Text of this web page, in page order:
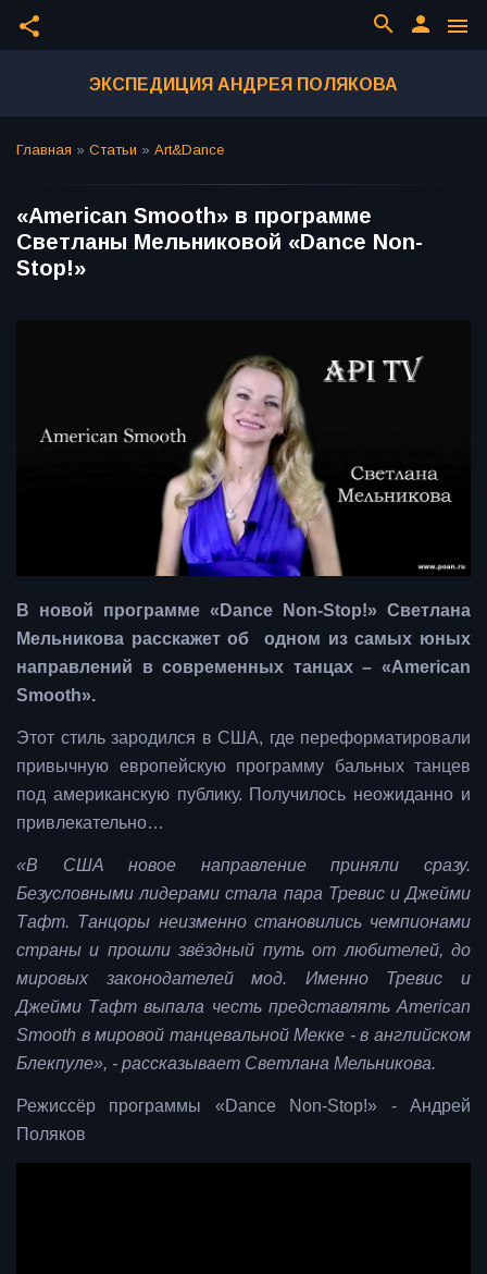
share menu
person
search
ЭКСПЕДИЦИЯ АНДРЕЯ ПОЛЯКОВА
Главная » Статьи » Art&Dance
«American Smooth» в программе
Светланы Мельниковой «Dance Non-
Stop!»
В новой программе «Dance Non-Stop!» Светлана
Мельникова расскажет об одном из самых юных
направлений в современных танцах – «American
Smooth».
Этот стиль зародился в США, где переформатировали
привычную европейскую программу бальных танцев
под американскую публику. Получилось неожиданно и
привлекательно…
«В США новое направление приняли сразу.
Безусловными лидерами стала пара Тревис и Джейми
Тафт. Танцоры неизменно становились чемпионами
страны и прошли звёздный путь от любителей, до
мировых законодателей мод. Именно Тревис и
Джейми Тафт выпала честь представлять American
Smooth в мировой танцевальной Мекке - в английском
Блекпуле», - рассказывает Светлана Мельникова.
Режиссёр программы «Dance Non-Stop!» - Андрей
Поляков